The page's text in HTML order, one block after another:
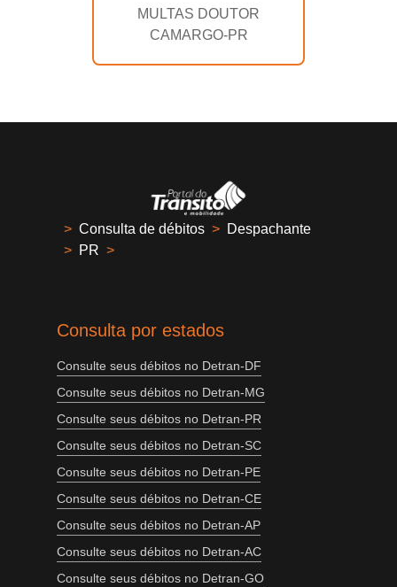
MULTAS DOUTOR
CAMARGO-PR
> Consulta de débitos > Despachante
> PR >
Consulta por estados
Consulte seus débitos no Detran-DF
Consulte seus débitos no Detran-MG
Consulte seus débitos no Detran-PR
Consulte seus débitos no Detran-SC
Consulte seus débitos no Detran-PE
Consulte seus débitos no Detran-CE
Consulte seus débitos no Detran-AP
Consulte seus débitos no Detran-AC
Consulte seus débitos no Detran-GO